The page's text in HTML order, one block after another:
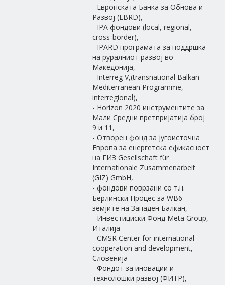
- Европската Банка за Обнова и
Развој (EBRD),
- IPA фондови (local, regional,
cross-border),
- IPARD програмата за поддршка
на руралниот развој во
Македонија,
- Interreg V,(transnational Balkan-
Mediterranean Programme,
interregional),
- Horizon 2020 инструментите за
Мали Средни претпријатија број
9 и 11,
- Отворен фонд за југоисточна
Европа за енергетска ефикасност
на ГИЗ Gesellschaft für
Internationale Zusammenarbeit
(GIZ) GmbH,
- фондови поврзани со т.н.
Берлински Процес за WB6
земјите на Западен Балкан,
- Инвестициски Фонд Meta Group,
Италија
- CMSR Center for international
cooperation and development,
Словенија
- Фондот за иновации и
технолошки развој (ФИТР),